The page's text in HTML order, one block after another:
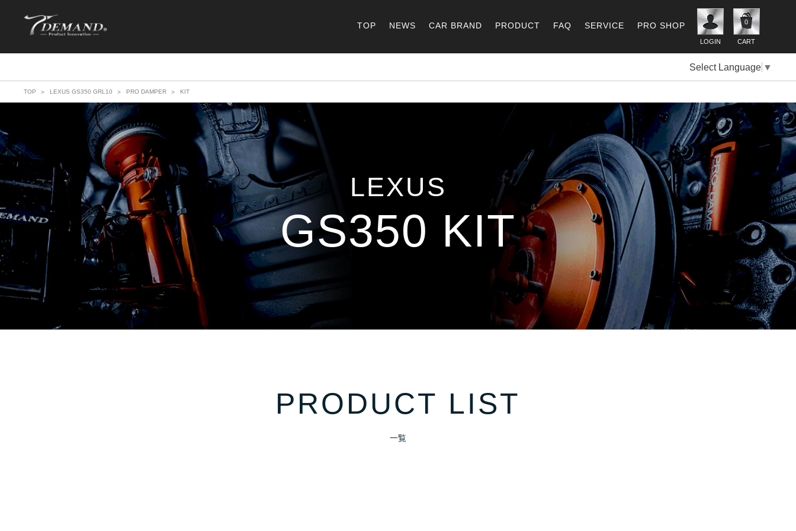
LOGIN
0
CART
TOP NEWS CAR BRAND PRODUCT FAQ SERVICE PRO SHOP
Select Language ▼
TOP LEXUS GS350 GRL10 PRO DAMPER KIT
LEXUS
GS350 KIT
PRODUCT LIST
一覧